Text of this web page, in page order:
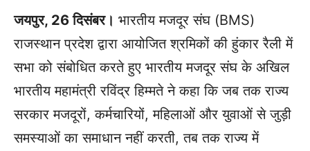
जयपुर, 26 दिसंबर। भारतीय मजदूर संघ (BMS)
राजस्थान प्रदेश द्वारा आयोजित श्रमिकों की हुंकार रैली में
सभा को संबोधित करते हुए भारतीय मजदूर संघ के अखिल
भारतीय महामंत्री रविंद्र हिम्मते ने कहा कि जब तक राज्य
सरकार मजदूरों, कर्मचारियों, महिलाओं और युवाओं से जुड़ी
समस्याओं का समाधान नहीं करती, तब तक राज्य में